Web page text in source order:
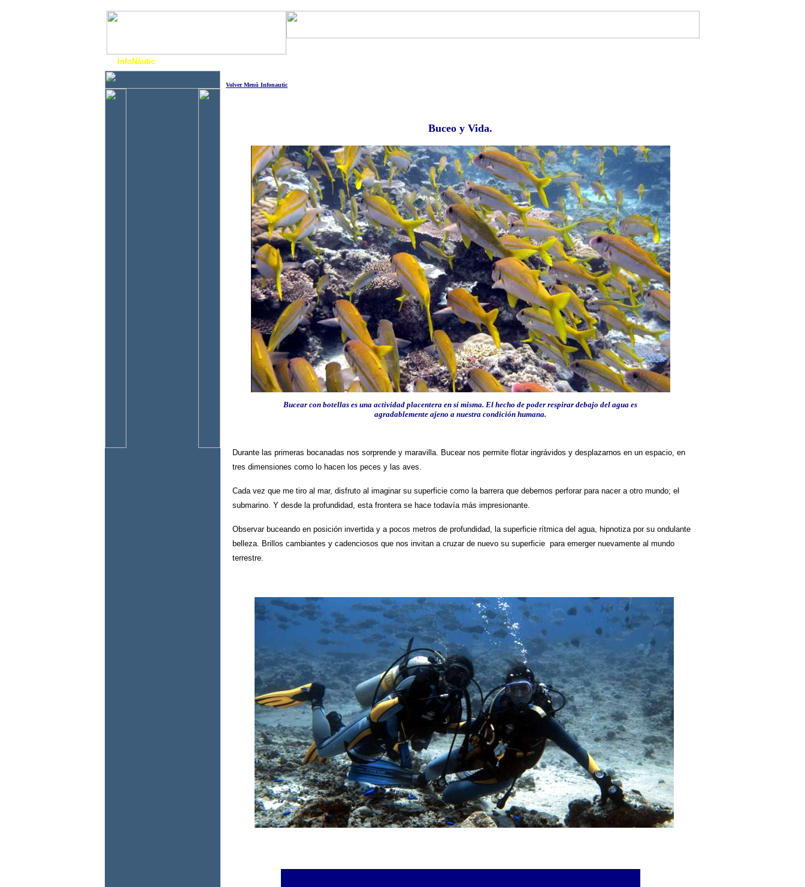
InfoNáutic
Volver Menú Infonautic
Buceo y Vida.
Bucear con botellas es una actividad placentera en sí misma. El hecho de poder respirar debajo del agua es
agradablemente ajeno a nuestra condición humana.
Durante las primeras bocanadas nos sorprende y maravilla. Bucear nos permite flotar ingrávidos y desplazarnos en un espacio, en
tres dimensiones como lo hacen los peces y las aves.
Cada vez que me tiro al mar, disfruto al imaginar su superficie como la barrera que debemos perforar para nacer a otro mundo; el
submarino. Y desde la profundidad, esta frontera se hace todavía más impresionante.
Observar buceando en posición invertida y a pocos metros de profundidad, la superficie rítmica del agua, hipnotiza por su ondulante
belleza. Brillos cambiantes y cadenciosos que nos invitan a cruzar de nuevo su superficie para emerger nuevamente al mundo
terrestre.